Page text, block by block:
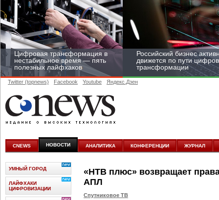
Цифровая трансформация в
нестабильное время — пять
полезных лайфхаков
Российский бизнес
движется по пути
трансформации
цифровизироваться со
скоростью крупных
корпораций
Twitter (topnews) Facebook Youtube Яндекс.Дзен
CNEWS НОВОСТИ АНАЛИТИКА КОНФЕРЕНЦИИ ЖУРНАЛ
«НТВ плюс» возвращает
АПЛ
Спутниковое ТВ
УМНЫЙ ГОРОД
ЛАЙФХАКИ
ЦИФРОВИЗАЦИИ